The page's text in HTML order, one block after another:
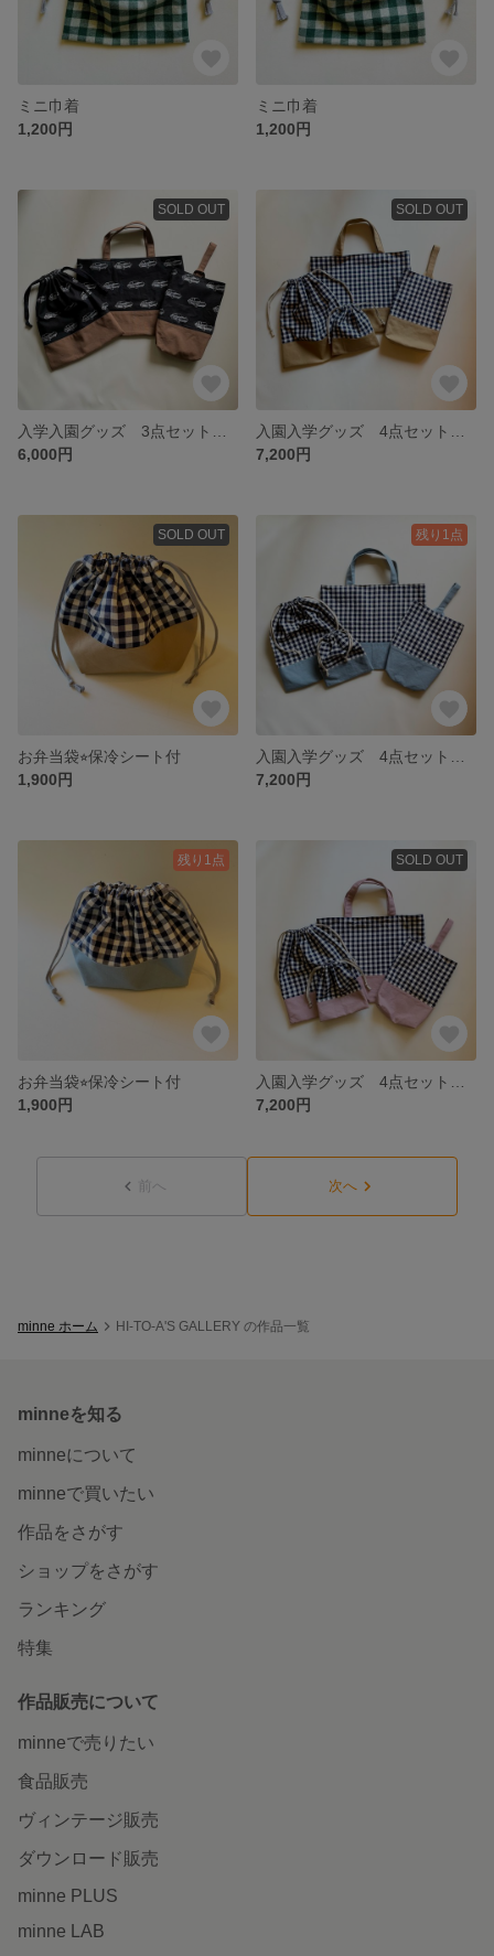
ミニ巾着
1,200円
ミニ巾着
1,200円
SOLD OUT
6,000円
SOLD OUT
7,200円
SOLD OUT
お弁当袋⭐︎保冷シート付
1,900円
残り1点
7,200円
残り1点
お弁当袋⭐︎保冷シート付
1,900円
SOLD OUT
7,200円
前へ 次へ
minne ホーム HI-TO-A'S GALLERY の作品一覧
minneを知る
minneについて
minneで買いたい
作品をさがす
ショップをさがす
ランキング
特集
作品販売について
minneで売りたい
食品販売
ヴィンテージ販売
ダウンロード販売
minne PLUS
minne LAB